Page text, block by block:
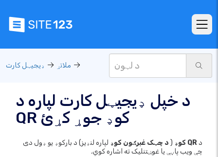
ملاتړ ډیجیټل کارت
د خپل ډیجیټل کارت لپاره د
QR کوډ جوړ کړئ
دQR کوډ ( د چټک غبرګون کوډ لپاره لنډیز) د بارکوډ یو ډول دی
چې ویب پاڼې یا غوښتنلیک ته اشاره کوي.